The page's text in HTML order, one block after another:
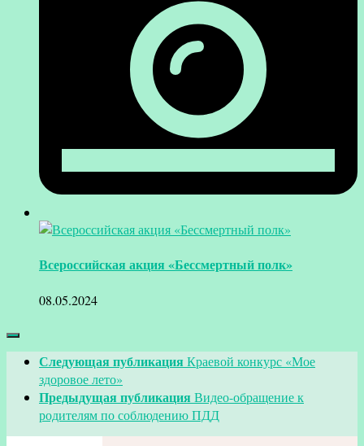
Всероссийская акция «Бессмертный полк»
08.05.2024
Следующая публикацияКраевой конкурс «Мое
здоровое лето»
Предыдущая публикацияВидео-обращение к
родителям по соблюдению ПДД